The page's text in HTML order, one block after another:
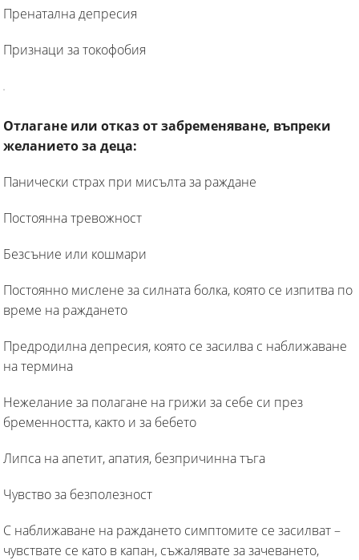
Пренатална депресия
Признаци за токофобия
Отлагане или отказ от забременяване, въпреки
желанието за деца:
Панически страх при мисълта за раждане
Постоянна тревожност
Безсъние или кошмари
Постоянно мислене за силната болка, която се изпитва по
време на раждането
Предродилна депресия, която се засилва с наближаване
на термина
Нежелание за полагане на грижи за себе си през
бременността, както и за бебето
Липса на апетит, апатия, безпричинна тъга
Чувство за безполезност
С наближаване на раждането симптомите се засилват –
чувствате се като в капан, съжалявате за зачеването,